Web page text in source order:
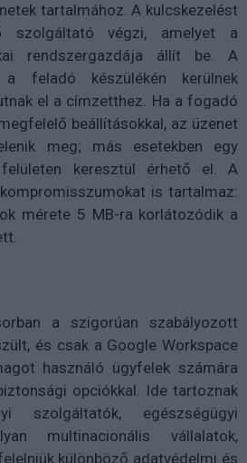
tartalmához. A kulcskezelést
szolgáltató végzi, amelyet a
rendszergazdája állít be. A
feladó készülékén kerülnek
el a címzetthez. Ha a fogadó
beállításokkal, az üzenet
meg; más esetekben egy
keresztül érhető el. A
is tartalmaz:
mérete 5 MB-ra korlátozódik a
a szigorúan szabályozott
és csak a Google Workspace
használó ügyfelek számára
opciókkal. Ide tartoznak
szolgáltatók, egészségügyi
multinacionális vállalatok,
különböző adatvédelmi és